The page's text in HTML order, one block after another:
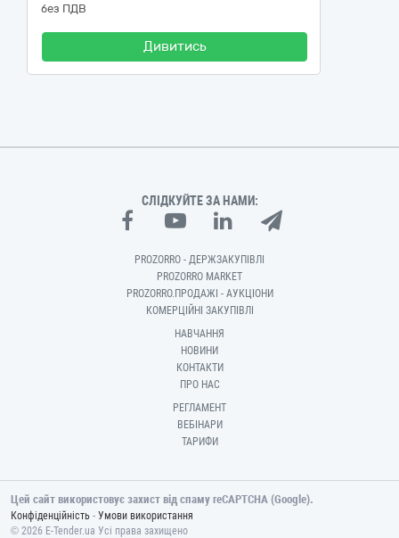
без ПДВ
Дивитись
СЛІДКУЙТЕ ЗА НАМИ:
PROZORRO - ДЕРЖЗАКУПІВЛІ
PROZORRO MARKET
PROZORRO.ПРОДАЖІ - АУКЦІОНИ
КОМЕРЦІЙНІ ЗАКУПІВЛІ
НАВЧАННЯ
НОВИНИ
КОНТАКТИ
ПРО НАС
РЕГЛАМЕНТ
ВЕБІНАРИ
ТАРИФИ
Цей сайт використовує захист від спаму reCAPTCHA (Google).
Конфіденційність - Умови використання
© 2026 E-Tender.ua Усі права захищено